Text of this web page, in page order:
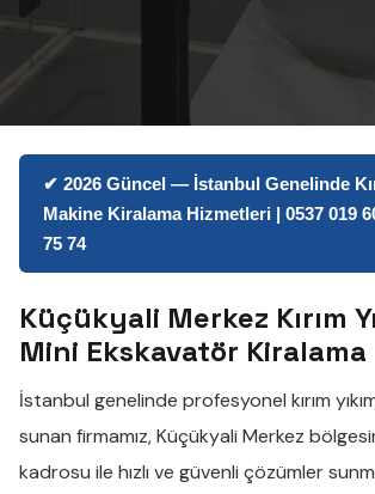
✔ 2026 Güncel — İstanbul Genelinde
Makine Kiralama Hizmetleri | 0537 019
75 74
Küçükyali Merkez Kırım
Mini Ekskavatör Kiralama
İstanbul genelinde profesyonel kırım
sunan firmamız,Küçükyali Merkez
kadrosu ile hızlı ve güvenli çözümler